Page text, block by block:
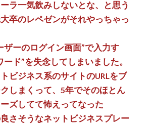
ラ一気飲みしないとな、と思う
卒のレペゼンがそれやっちゃっ
ザーのログイン画面”で入力す
ード”を失念してしまいました。
ビジネス系のサイトのURLをブ
しまくって、5年でそのほとん
ズしてて怖えってなった
さそうなネットビジネスプレー